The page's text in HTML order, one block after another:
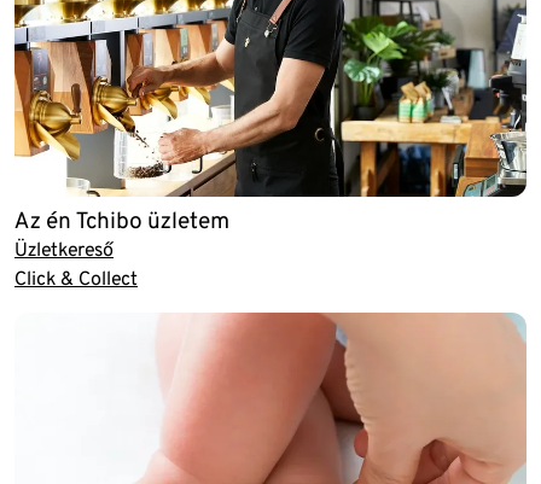
Az én Tchibo üzletem
Üzletkereső
Click & Collect